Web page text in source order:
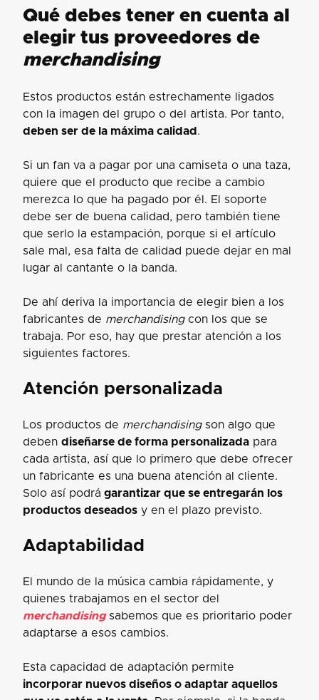
Qué debes tener en cuenta al
elegir tus proveedores de
merchandising
Estos productos están estrechamente ligados
con la imagen del grupo o del artista. Por tanto,
deben ser de la máxima calidad .
Si un fan va a pagar por una camiseta o una taza,
quiere que el producto que recibe a cambio
merezca lo que ha pagado por él. El soporte
debe ser de buena calidad, pero también tiene
que serlo la estampación, porque si el artículo
sale mal, esa falta de calidad puede dejar en mal
lugar al cantante o la banda.
De ahí deriva la importancia de elegir bien a los
fabricantes de merchandisingcon los que se
trabaja. Por eso, hay que prestar atención a los
siguientes factores.
Atención personalizada
Los productos de merchandisingson algo que
deben diseñarse de forma personalizada para
cada artista, así que lo primero que debe ofrecer
un fabricante es una buena atención al cliente.
Solo así podrá garantizar que se entregarán los
productos deseados y en el plazo previsto.
Adaptabilidad
El mundo de la música cambia rápidamente, y
quienes trabajamos en el sector del
merchandisingsabemos que es prioritario poder
adaptarse a esos cambios.
Esta capacidad de adaptación permite
incorporar nuevos diseños o adaptar aquellos